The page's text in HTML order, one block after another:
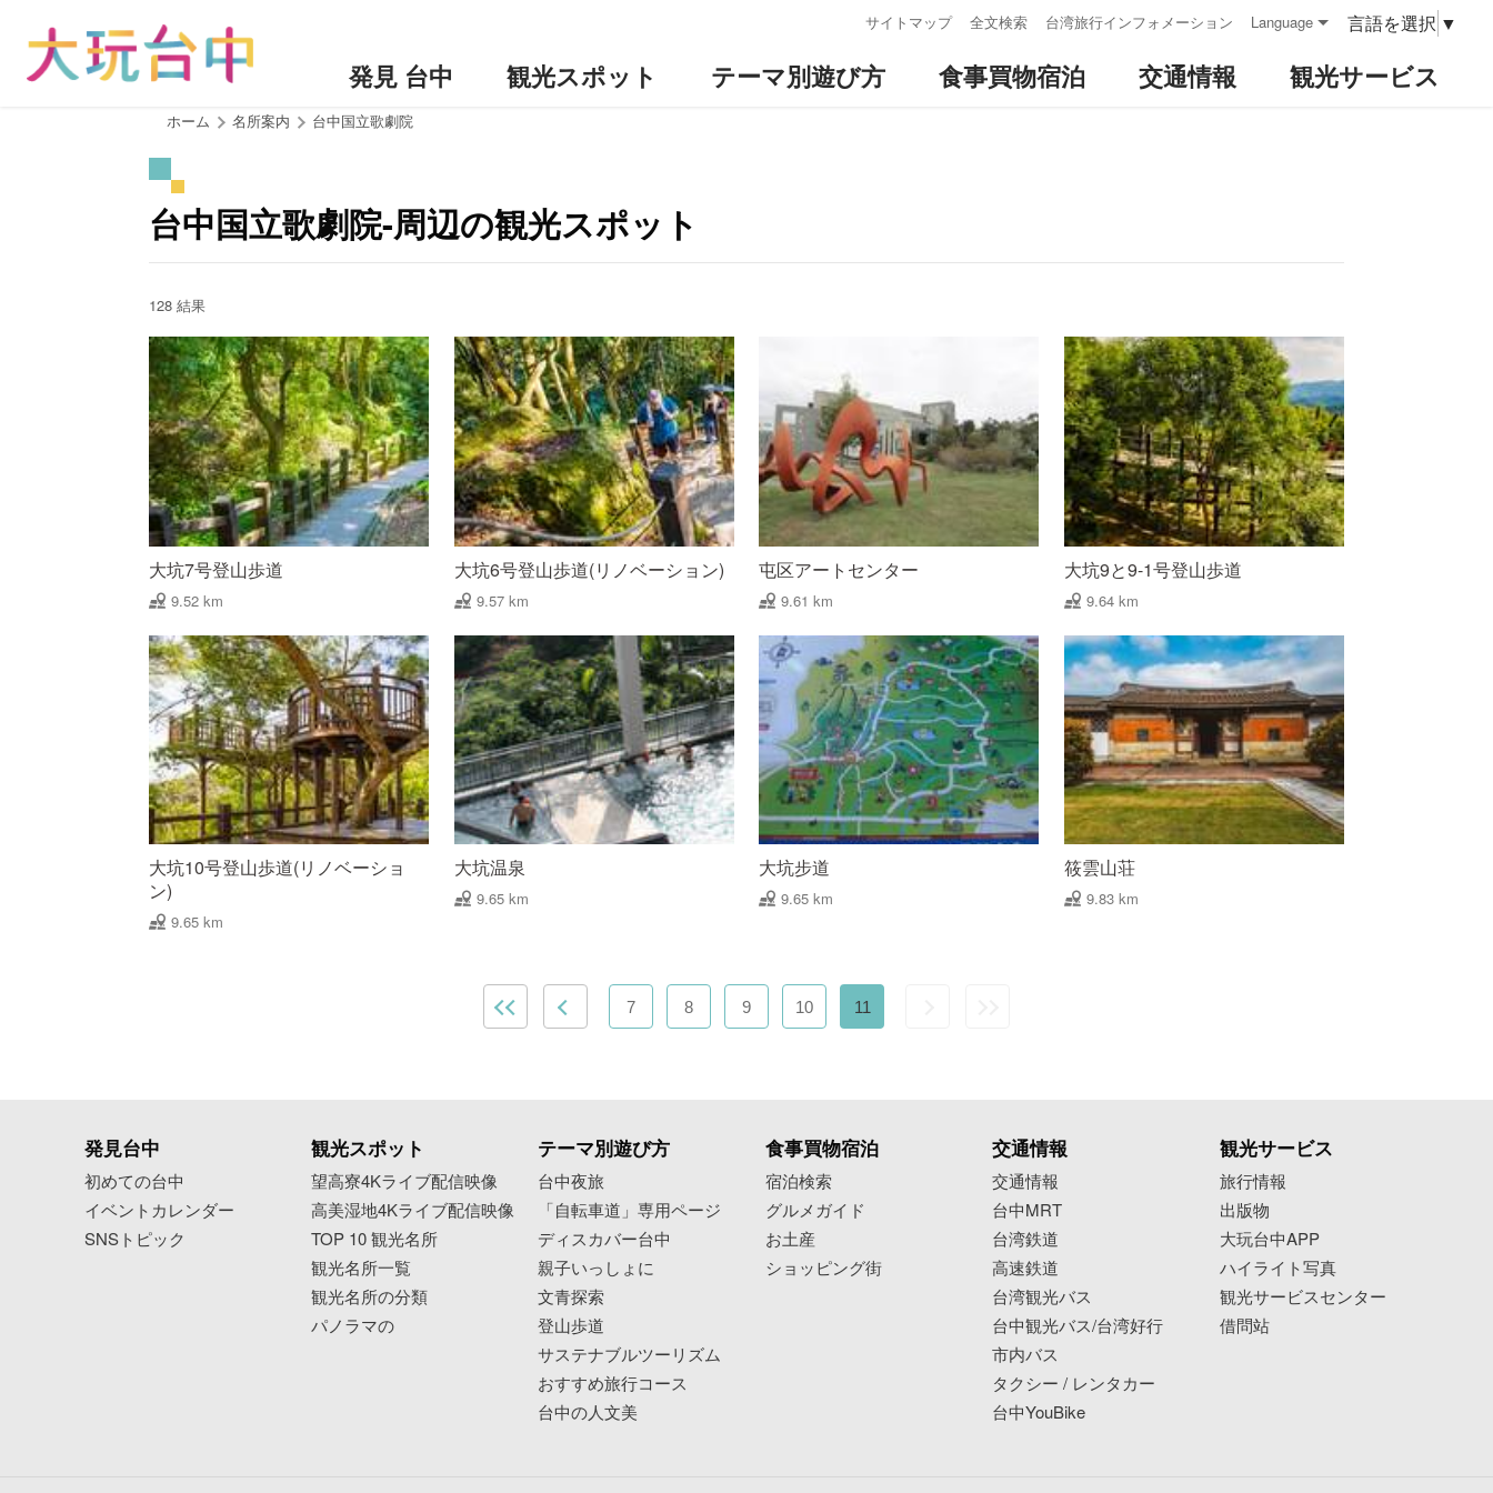
サイトマップ 全文検索 台湾旅行インフォメーション Language 言語を選択 ▼
発見 台中 観光スポット テーマ別遊び方 食事買物宿泊 交通情報 観光サービス
ホーム 名所案内 台中国立歌劇院
台中国立歌劇院-周辺の観光スポット
128 結果
大坑7号登山歩道
9.52 km
大坑6号登山歩道(リノベーション)
9.57 km
屯区アートセンター
9.61 km
大坑9と9-1号登山歩道
9.64 km
大坑10号登山歩道(リノベーショ
ン)
9.65 km
大坑温泉
9.65 km
大坑步道
9.65 km
筱雲山荘
9.83 km
7 8 9 10 11
発見台中
初めての台中
イベントカレンダー
SNSトピック
観光スポット
望高寮4Kライブ配信映像
高美湿地4Kライブ配信映像
TOP 10 観光名所
観光名所一覧
観光名所の分類
パノラマの
テーマ別遊び方
台中夜旅
「自転車道」専用ページ
ディスカバー台中
親子いっしょに
文青探索
登山歩道
サステナブルツーリズム
おすすめ旅行コース
台中の人文美
食事買物宿泊
宿泊検索
グルメガイド
お土産
ショッピング街
交通情報
交通情報
台中MRT
台湾鉄道
高速鉄道
台湾観光バス
台中観光バス/台湾好行
市内バス
タクシー / レンタカー
台中YouBike
観光サービス
旅行情報
出版物
大玩台中APP
ハイライト写真
観光サービスセンター
借問站